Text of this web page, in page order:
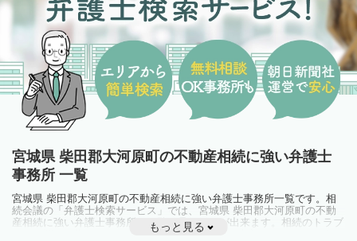
宮城県 柴田郡大河原町の不動産相続に強い弁護士
事務所 一覧
宮城県 柴田郡大河原町の不動産相続に強い弁護士事務所一覧です。相
続会議の「弁護士検索サービス」では、宮城県 柴田郡大河原町の不動
産相続に強い弁護士事務所を一覧で見ることが出来ます。相続のトラブ
ルやお悩みを抱えている方は一度近隣の弁護士に相談してみましょう。
もっと見る